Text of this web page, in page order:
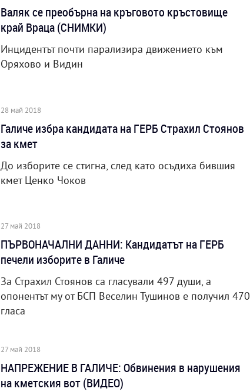
Валяк се преобърна на кръговото кръстовище
край Враца (СНИМКИ)
Инцидентът почти парализира движението към
Оряхово и Видин
28 май 2018
Галиче избра кандидата на ГЕРБ Страхил Стоянов
за кмет
До изборите се стигна, след като осъдиха бившия
кмет Ценко Чоков
27 май 2018
ПЪРВОНАЧАЛНИ ДАННИ: Кандидатът на ГЕРБ
печели изборите в Галиче
За Страхил Стоянов са гласували 497 души, а
опонентът му от БСП Веселин Тушинов е получил 470
гласа
27 май 2018
НАПРЕЖЕНИЕ В ГАЛИЧЕ: Обвинения в нарушения
на кметския вот (ВИДЕО)